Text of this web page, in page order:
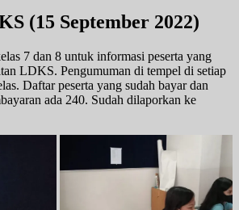
(15 September 2022)
7 dan 8 untuk informasi peserta yang
LDKS. Pengumuman di tempel di setiap
Daftar peserta yang sudah bayar dan
ada 240. Sudah dilaporkan ke